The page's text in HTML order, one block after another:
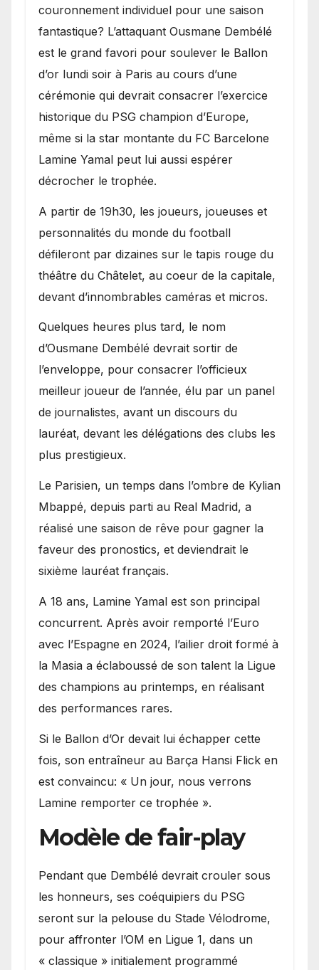
couronnement individuel pour une saison
fantastique? L’attaquant Ousmane Dembélé
est le grand favori pour soulever le Ballon
d’or lundi soir à Paris au cours d’une
cérémonie qui devrait consacrer l’exercice
historique du PSG champion d’Europe,
même si la star montante du FC Barcelone
Lamine Yamal peut lui aussi espérer
décrocher le trophée.
A partir de 19h30, les joueurs, joueuses et
personnalités du monde du football
défileront par dizaines sur le tapis rouge du
théâtre du Châtelet, au coeur de la capitale,
devant d’innombrables caméras et micros.
Quelques heures plus tard, le nom
d’Ousmane Dembélé devrait sortir de
l’enveloppe, pour consacrer l’officieux
meilleur joueur de l’année, élu par un panel
de journalistes, avant un discours du
lauréat, devant les délégations des clubs les
plus prestigieux.
Le Parisien, un temps dans l’ombre de Kylian
Mbappé, depuis parti au Real Madrid, a
réalisé une saison de rêve pour gagner la
faveur des pronostics, et deviendrait le
sixième lauréat français.
A 18 ans, Lamine Yamal est son principal
concurrent. Après avoir remporté l’Euro
avec l’Espagne en 2024, l’ailier droit formé à
la Masia a éclaboussé de son talent la Ligue
des champions au printemps, en réalisant
des performances rares.
Si le Ballon d’Or devait lui échapper cette
fois, son entraîneur au Barça Hansi Flick en
est convaincu: « Un jour, nous verrons
Lamine remporter ce trophée ».
Modèle de fair-play
Pendant que Dembélé devrait crouler sous
les honneurs, ses coéquipiers du PSG
seront sur la pelouse du Stade Vélodrome,
pour affronter l’OM en Ligue 1, dans un
« classique » initialement programmé